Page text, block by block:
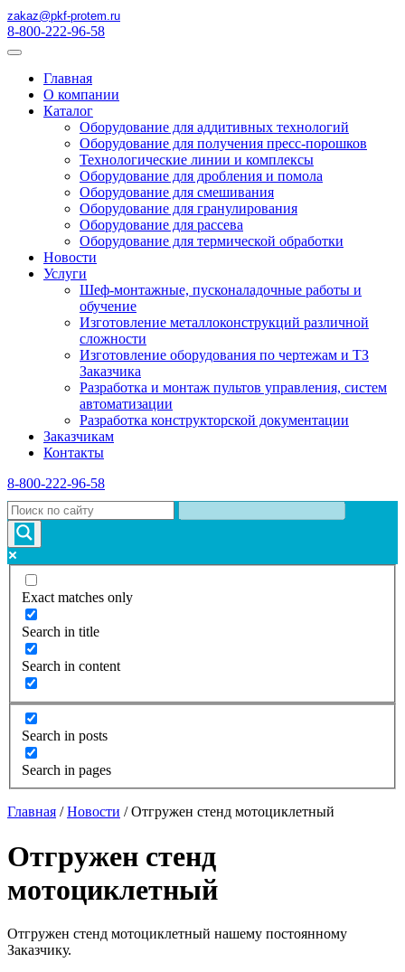
zakaz@pkf-protem.ru
8-800-222-96-58
Главная
О компании
Каталог
Оборудование для аддитивных технологий
Оборудование для получения пресс-порошков
Технологические линии и комплексы
Оборудование для дробления и помола
Оборудование для смешивания
Оборудование для гранулирования
Оборудование для рассева
Оборудование для термической обработки
Новости
Услуги
Шеф-монтажные, пусконаладочные работы и
обучение
Изготовление металлоконструкций различной
сложности
Изготовление оборудования по чертежам и ТЗ
Заказчика
Разработка и монтаж пультов управления, систем
автоматизации
Разработка конструкторской документации
Заказчикам
Контакты
8-800-222-96-58
Exact matches only
Search in title
Search in content
Search in posts
Search in pages
Главная /Новости /Отгружен стенд мотоциклетный
Отгружен стенд
мотоциклетный
Отгружен стенд мотоциклетный нашему постоянному
Заказчику.